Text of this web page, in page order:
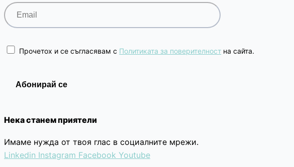
Прочетох и се съгласявам с Политиката за поверителност на сайта.
Нека станем приятели
Имаме нужда от твоя глас в социалните мрежи.
Linkedin Instagram Facebook Youtube